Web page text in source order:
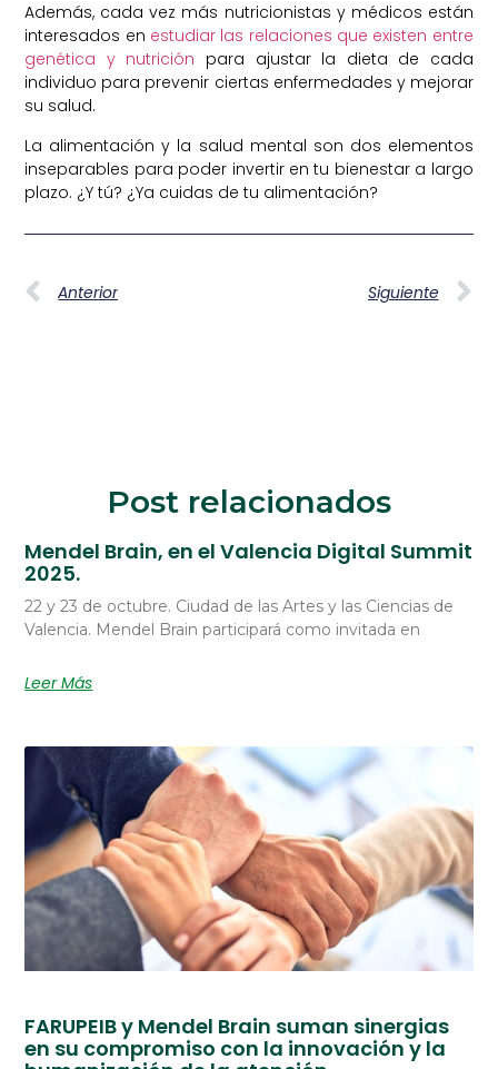
Además, cada vez más nutricionistas y médicos están
interesados en estudiar las relaciones que existen entre
genética y nutrición para ajustar la dieta de cada
individuo para prevenir ciertas enfermedades y mejorar
su salud.
La alimentación y la salud mental son dos elementos
inseparables para poder invertir en tu bienestar a largo
plazo. ¿Y tú? ¿Ya cuidas de tu alimentación?
Anterior Siguiente
Post relacionados
Mendel Brain, en el Valencia Digital Summit
2025.
22 y 23 de octubre. Ciudad de las Artes y las Ciencias de
Valencia. Mendel Brain participará como invitada en
Leer Más
FARUPEIB y Mendel Brain suman sinergias
en su compromiso con la innovación y la